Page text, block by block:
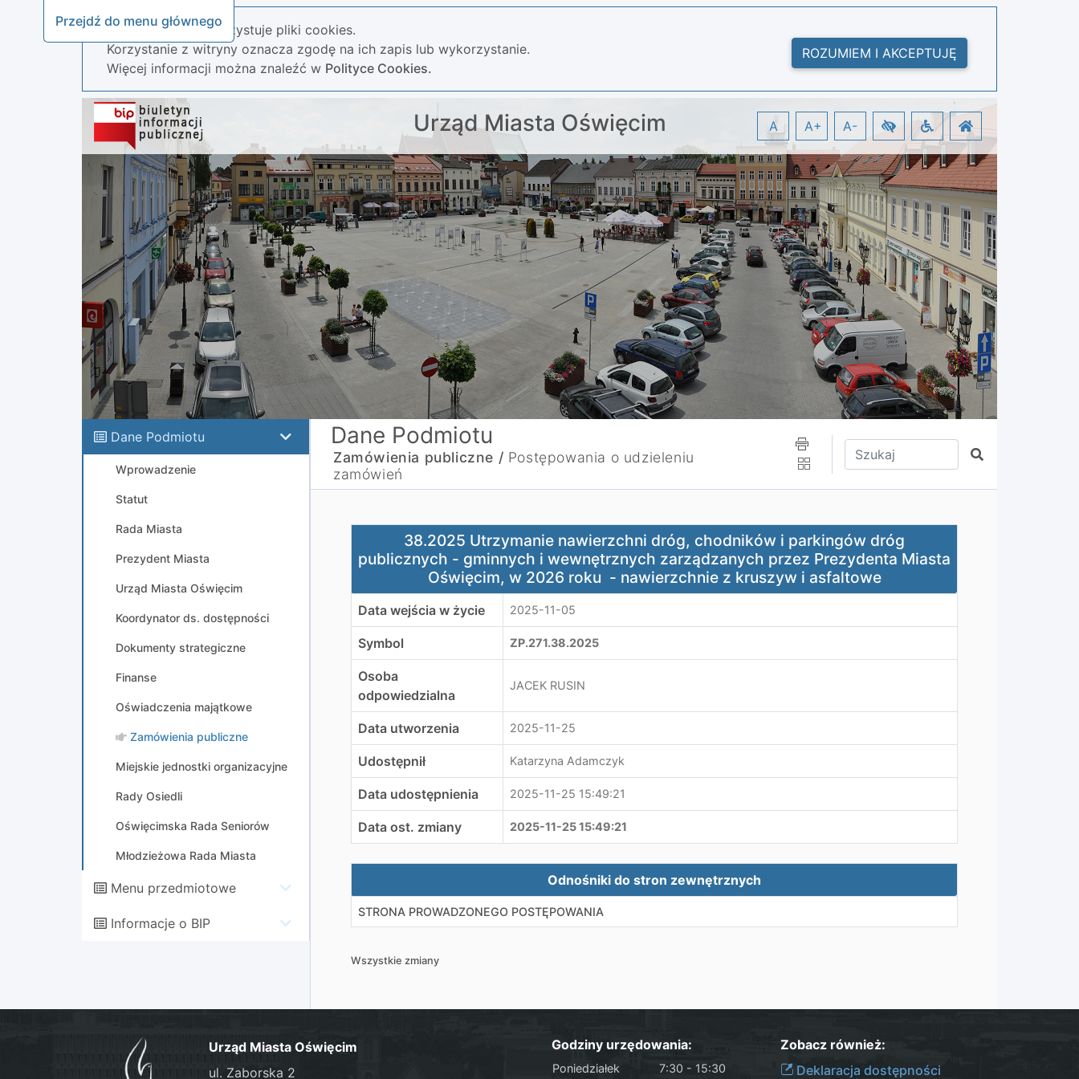
Przejdź do menu głównego
Nasza strona wykorzystuje pliki cookies.
Korzystanie z witryny oznacza zgodę na ich zapis lub wykorzystanie.
Więcej informacji można znaleźć w Polityce Cookies.
ROZUMIEM I AKCEPTUJĘ
Urząd Miasta Oświęcim A A+ A-
Dane Podmiotu
Wprowadzenie
Statut
Rada Miasta
Prezydent Miasta
Urząd Miasta Oświęcim
Koordynator ds. dostępności
Dokumenty strategiczne
Finanse
Oświadczenia majątkowe
Zamówienia publiczne
Miejskie jednostki organizacyjne
Rady Osiedli
Oświęcimska Rada Seniorów
Młodzieżowa Rada Miasta
Menu przedmiotowe
Informacje o BIP
Dane Podmiotu
Zamówienia publiczne / Postępowania o udzieleniu
zamówień
Wpisz tekst do wyszukania
Szukaj
38.2025 Utrzymanie nawierzchni dróg, chodników i parkingów dróg publicznych - gminnych i wewnętrznych
38.2025 Utrzymanie nawierzchni dróg, chodników i parkingów dróg
publicznych - gminnych i wewnętrznych zarządzanych przez Prezydenta Miasta
Oświęcim, w 2026 roku - nawierzchnie z kruszyw i asfaltowe
Data wejścia w życie 2025-11-05
Symbol ZP.271.38.2025
Osoba
odpowiedzialna
JACEK RUSIN
Data utworzenia 2025-11-25
Udostępnił Katarzyna Adamczyk
Data udostępnienia 2025-11-25 15:49:21
Data ost. zmiany 2025-11-25 15:49:21
Odnośniki do stron zewnętrznych
STRONA PROWADZONEGO POSTĘPOWANIA
Wszystkie zmiany
Urząd Miasta Oświęcim
ul. Zaborska 2
Godziny urzędowania:
Poniedziałek 7:30 - 15:30
Zobacz również:
Deklaracja dostępności